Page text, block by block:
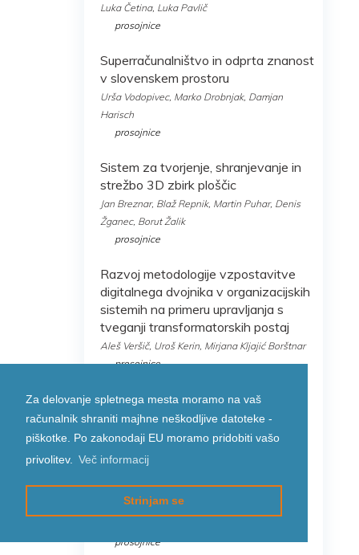
Za delovanje spletnega mesta moramo na vaš
računalnik shraniti majhne neškodljive datoteke -
piškotke. Po zakonodaji EU moramo pridobiti vašo
privolitev. Več informacij
Strinjam se
Luka Četina, Luka Pavlič
prosojnice
Superračunalništvo in odprta znanost
v slovenskem prostoru
Urša Vodopivec, Marko Drobnjak, Damjan
Harisch
prosojnice
Sistem za tvorjenje, shranjevanje in
strežbo 3D zbirk ploščic
Jan Breznar, Blaž Repnik, Martin Puhar, Denis
Žganec, Borut Žalik
prosojnice
Razvoj metodologije vzpostavitve
digitalnega dvojnika v organizacijskih
sistemih na primeru upravljanja s
tveganji transformatorskih postaj
Aleš Veršič, Uroš Kerin, Mirjana Kljajić Borštnar
prosojnice
Inteligentni pomočniki in njihov vpliv
na pisanje izvorne kode
Tilen Hliš, Luka Četina, Luka Pavlič
Slaba odzivnost aplikacije – kaj pa
zdaj?
prosojnice